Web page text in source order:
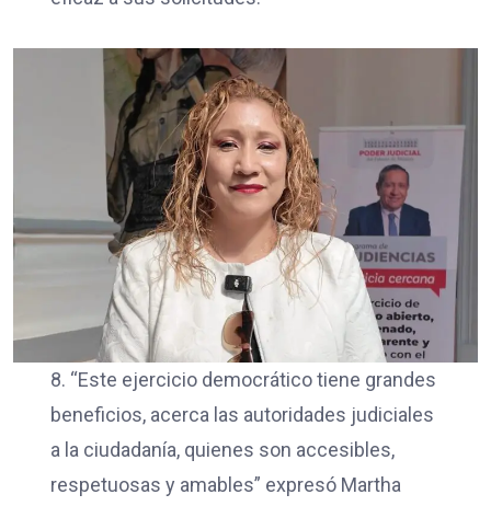
8. “Este ejercicio democrático tiene grandes
beneficios, acerca las autoridades judiciales
a la ciudadanía, quienes son accesibles,
respetuosas y amables” expresó Martha